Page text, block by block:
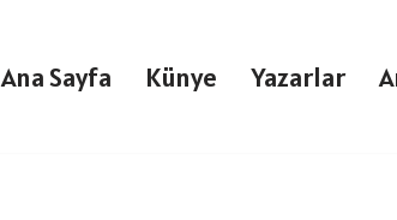
Ana Sayfa Künye Yazarlar